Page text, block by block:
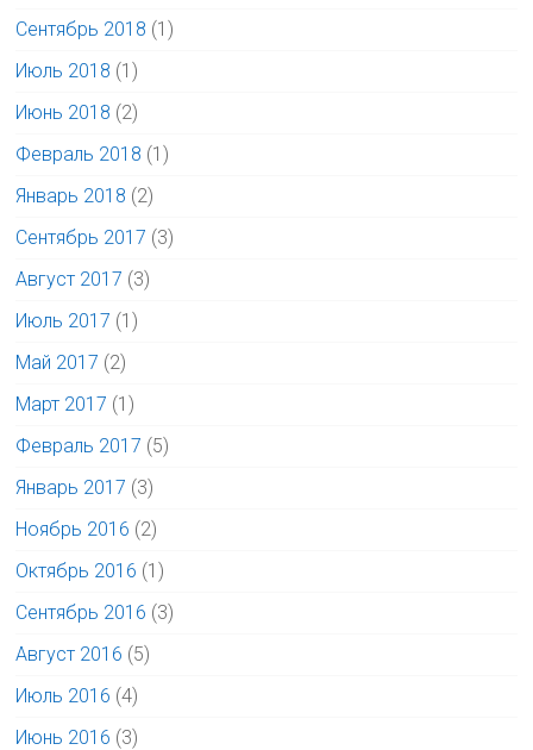
Сентябрь 2018 (1)
Июль 2018 (1)
Июнь 2018 (2)
Февраль 2018 (1)
Январь 2018 (2)
Сентябрь 2017 (3)
Август 2017 (3)
Июль 2017 (1)
Май 2017 (2)
Март 2017 (1)
Февраль 2017 (5)
Январь 2017 (3)
Ноябрь 2016 (2)
Октябрь 2016 (1)
Сентябрь 2016 (3)
Август 2016 (5)
Июль 2016 (4)
Июнь 2016 (3)